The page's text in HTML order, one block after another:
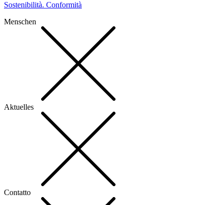
Sostenibilità. Conformità
Menschen
Aktuelles
Contatto